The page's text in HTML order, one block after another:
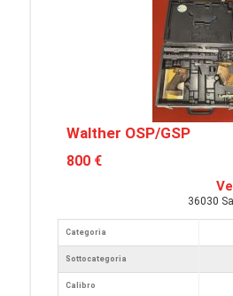
Walther OSP/GSP
800 €
36030
Categoria
Sottocategoria
Calibro